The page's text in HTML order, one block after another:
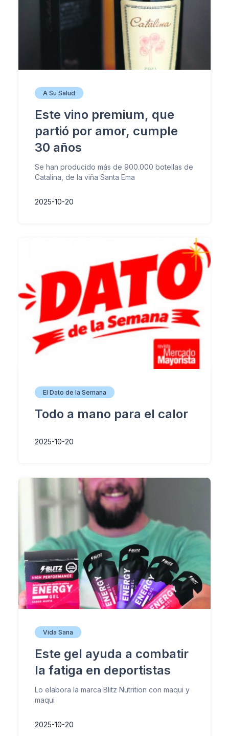
A Su Salud
Este vino premium, que
partió por amor, cumple
30 años
Se han producido más de 900.000 botellas de
Catalina, de la viña Santa Ema
2025-10-20
El Dato de la Semana
Todo a mano para el calor
2025-10-20
Vida Sana
Este gel ayuda a combatir
la fatiga en deportistas
Lo elabora la marca Blitz Nutrition con maqui y
maqui
2025-10-20